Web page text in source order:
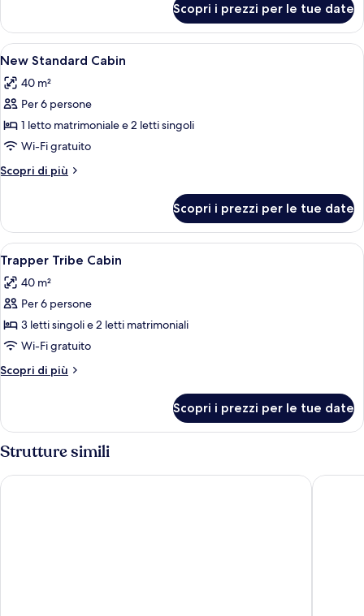
near
facilities
Standard
Cabin
-
facilities
Scopri i prezzi per le tue date
Apri
tutte
le
foto
per
New
Standard
Cabin
2 camere, una cassaforte in camera,
5
New Standard Cabin
40 m²
Per 6 persone
1 letto matrimoniale e 2 letti singoli
Wi-Fi gratuito
Scopri di più
Altri
Standard
Cabin
Scopri i prezzi per le tue date
Apri
tutte
le
foto
per
Trapper
Tribe
Cabin
2 camere, una cassaforte in camera,
3
Trapper Tribe Cabin
40 m²
Per 6 persone
3 letti singoli e 2 letti matrimoniali
Wi-Fi gratuito
Scopri di più
Altri
Tribe
Cabin
Scopri i prezzi per le tue date
Strutture simili
Disney Hotel Santa Fe Disney